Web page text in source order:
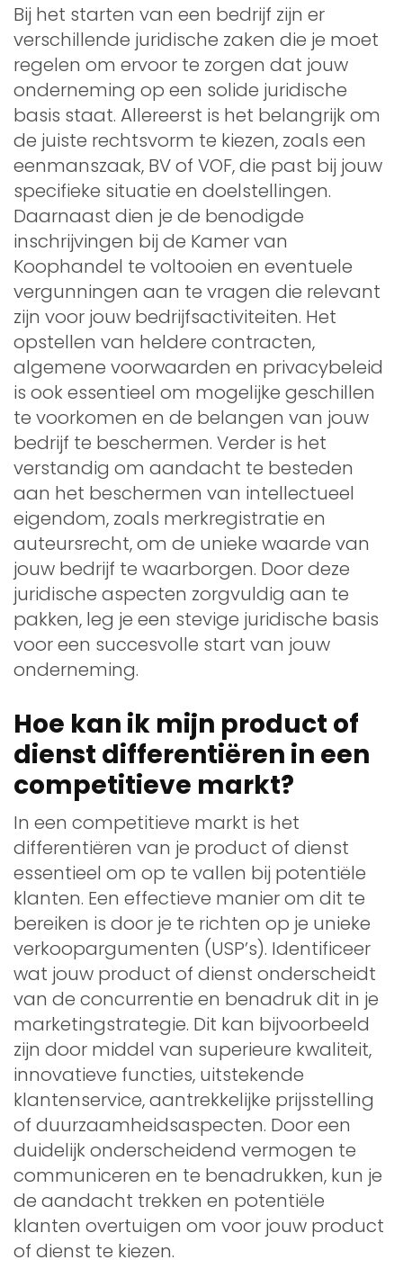
Bij het starten van een bedrijf zijn er
verschillende juridische zaken die je moet
regelen om ervoor te zorgen dat jouw
onderneming op een solide juridische
basis staat. Allereerst is het belangrijk om
de juiste rechtsvorm te kiezen, zoals een
eenmanszaak, BV of VOF, die past bij jouw
specifieke situatie en doelstellingen.
Daarnaast dien je de benodigde
inschrijvingen bij de Kamer van
Koophandel te voltooien en eventuele
vergunningen aan te vragen die relevant
zijn voor jouw bedrijfsactiviteiten. Het
opstellen van heldere contracten,
algemene voorwaarden en privacybeleid
is ook essentieel om mogelijke geschillen
te voorkomen en de belangen van jouw
bedrijf te beschermen. Verder is het
verstandig om aandacht te besteden
aan het beschermen van intellectueel
eigendom, zoals merkregistratie en
auteursrecht, om de unieke waarde van
jouw bedrijf te waarborgen. Door deze
juridische aspecten zorgvuldig aan te
pakken, leg je een stevige juridische basis
voor een succesvolle start van jouw
onderneming.
Hoe kan ik mijn product of
dienst differentiëren in een
competitieve markt?
In een competitieve markt is het
differentiëren van je product of dienst
essentieel om op te vallen bij potentiële
klanten. Een effectieve manier om dit te
bereiken is door je te richten op je unieke
verkoopargumenten (USP’s). Identificeer
wat jouw product of dienst onderscheidt
van de concurrentie en benadruk dit in je
marketingstrategie. Dit kan bijvoorbeeld
zijn door middel van superieure kwaliteit,
innovatieve functies, uitstekende
klantenservice, aantrekkelijke prijsstelling
of duurzaamheidsaspecten. Door een
duidelijk onderscheidend vermogen te
communiceren en te benadrukken, kun je
de aandacht trekken en potentiële
klanten overtuigen om voor jouw product
of dienst te kiezen.